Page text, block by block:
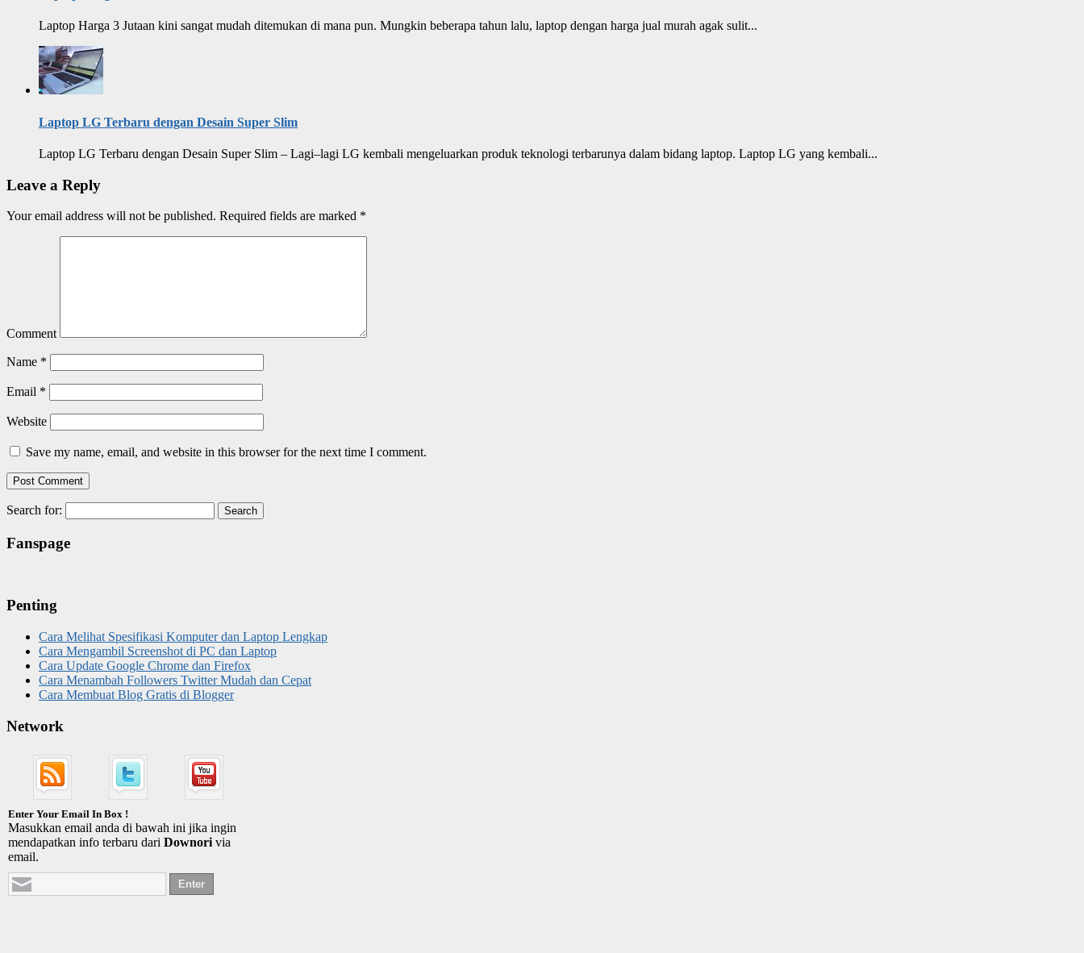
Laptop Harga 3 Jutaan kini sangat mudah ditemukan di mana pun. Mungkin beberapa tahun lalu, laptop dengan harga jual murah agak sulit...
Laptop LG Terbaru dengan Desain Super Slim
Laptop LG Terbaru dengan Desain Super Slim – Lagi–lagi LG kembali mengeluarkan produk teknologi terbarunya dalam bidang laptop. Laptop LG yang kembali...
Leave a Reply
Your email address will not be published. Required fields are marked *
Comment
Name *
Email *
Website
Save my name, email, and website in this browser for the next time I comment.
Search for:
Fanspage
Penting
Cara Melihat Spesifikasi Komputer dan Laptop Lengkap
Cara Mengambil Screenshot di PC dan Laptop
Cara Update Google Chrome dan Firefox
Cara Menambah Followers Twitter Mudah dan Cepat
Cara Membuat Blog Gratis di Blogger
Network
Enter Your Email In Box !
Masukkan email anda di bawah ini jika ingin
mendapatkan info terbaru dari Downori via
email.